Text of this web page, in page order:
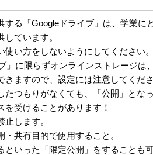
する「Googleドライブ」は、学業
ています。
い方をしないようにしてください
」に限らずオンラインストレージ
きますので、設定には注意してくだ
つもりがなくても、「公開」とな
を受けることがあります！
止します。
・共有目的で使用すること。
いった「限定公開」をすることも